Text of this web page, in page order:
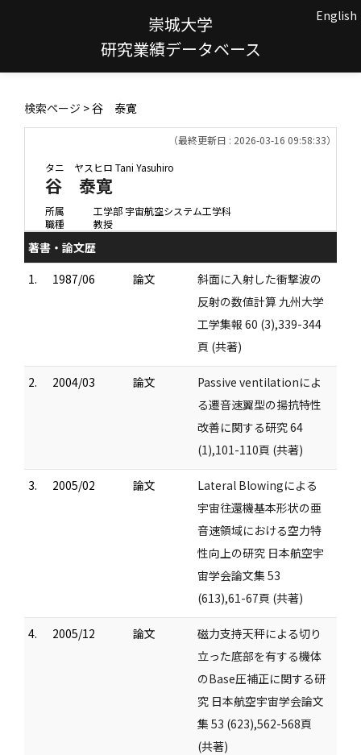
崇城大学
研究業績データベース
English
検索ページ > 谷 泰寛
（最終更新日 : 2026-03-16 09:58:33）
タニ ヤスヒロ Tani Yasuhiro
谷 泰寛
所属
工学部 宇宙航空システム工学科
職種
教授
著書・論文歴
1.
1987/06 論文
斜面に入射した衝撃波の
反射の数値計算 九州大学
工学集報 60 (3),339-344
頁 (共著)
2. 2004/03 論文
Passive ventilationによ
る遷音速翼型の揚抗特性
改善に関する研究 64
(1),101-110頁 (共著)
3. 2005/02 論文
Lateral Blowingによる
宇宙往還機基本形状の亜
音速領域における空力特
性向上の研究 日本航空宇
宙学会論文集 53
(613),61-67頁 (共著)
4. 2005/12 論文
磁力支持天秤による切り
立った底部を有する機体
のBase圧補正に関する研
究 日本航空宇宙学会論文
集 53 (623),562-568頁
(共著)